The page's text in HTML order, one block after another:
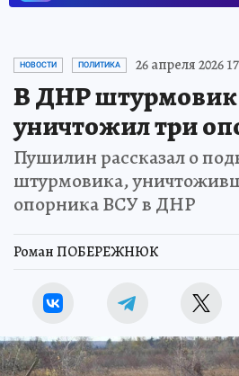
НОВОСТИ ПОЛИТИКА 26 апреля 2026
В ДНР штурмовик
уничтожил три
Пушилин рассказал о
штурмовика,
опорника ВСУ в ДНР
Роман ПОБЕРЕЖНЮК